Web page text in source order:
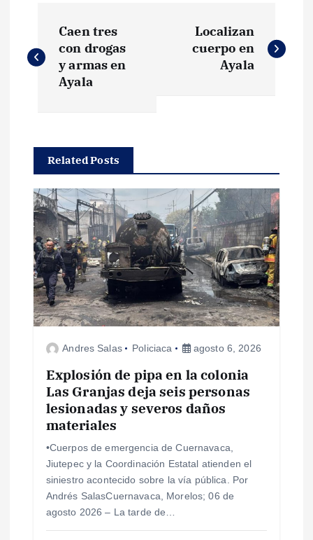
a
g
a
c
ó
n
Caen tres
con drogas
y armas en
Ayala
Localizan
cuerpo en
Ayala
Related Posts
Andres Salas Policiaca agosto 6, 2026
Explosión de pipa en la colonia
Las Granjas deja seis personas
lesionadas y severos daños
materiales
•Cuerpos de emergencia de Cuernavaca,
Jiutepec y la Coordinación Estatal atienden el
siniestro acontecido sobre la vía pública. Por
Andrés SalasCuernavaca, Morelos; 06 de
agosto 2026 – La tarde de…